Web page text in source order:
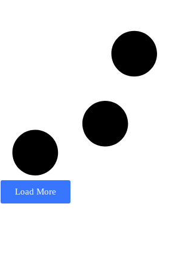
Load More